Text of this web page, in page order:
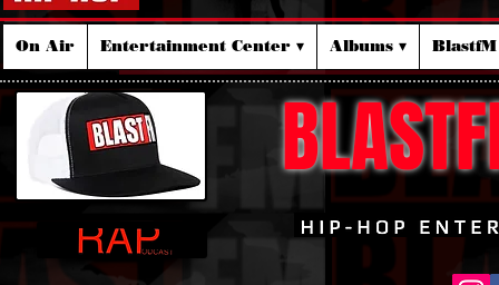
On Air Entertainment Center ▾ Albums ▾